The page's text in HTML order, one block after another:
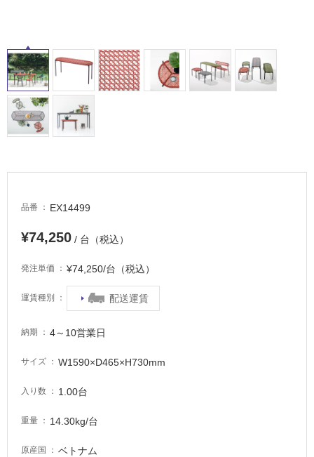
品番 EX14499
¥74,250 / 台（税込）
発注単価 ¥74,250/台（税込）
運賃種別 配送運賃
納期 4～10営業日
サイズ W1590×D465×H730mm
入り数 1.00台
重量 14.30kg/台
原産国 ベトナム
に
適
て
い
る
る
注
が
必
適
て
な